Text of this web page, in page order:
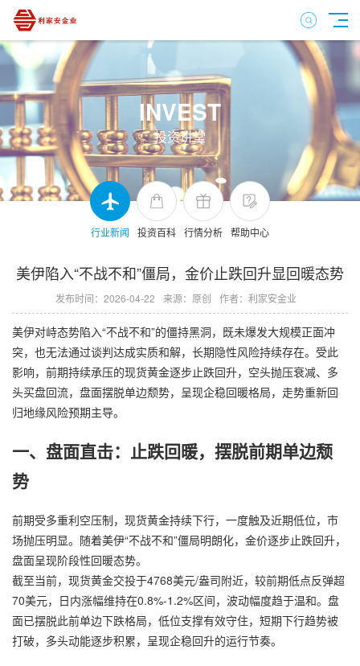
INVEST
投资讲堂
行业新闻 投资百科 行情分析 帮助中心
美伊陷入“不战不和”僵局，金价止跌回升显回暖态势
发布时间：2026-04-22 来源：原创 作者：利家安金业
美伊对峙态势陷入“不战不和”的僵持黑洞，既未爆发大规模正面冲
突，也无法通过谈判达成实质和解，长期隐性风险持续存在。受此
影响，前期持续承压的现货黄金逐步止跌回升，空头抛压衰减、多
头买盘回流，盘面摆脱单边颓势，呈现企稳回暖格局，走势重新回
归地缘风险预期主导。
一、盘面直击：止跌回暖，摆脱前期单边颓
势
前期受多重利空压制，现货黄金持续下行，一度触及近期低位，市
场抛压明显。随着美伊“不战不和”僵局明朗化，金价逐步止跌回升，
盘面呈现阶段性回暖态势。
截至当前，现货黄金交投于4768美元/盎司附近，较前期低点反弹超
70美元，日内涨幅维持在0.8%-1.2%区间，波动幅度趋于温和。盘
面已摆脱此前单边下跌格局，低位支撑有效守住，短期下行趋势被
打破，多头动能逐步积累，呈现企稳回升的运行节奏。